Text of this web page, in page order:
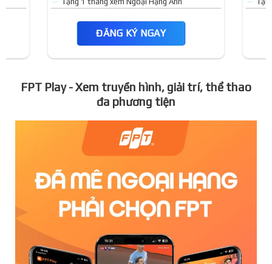
ĐĂNG KÝ NGAY
FPT Play - Xem truyền hình, giải trí, thể thao
đa phương tiện